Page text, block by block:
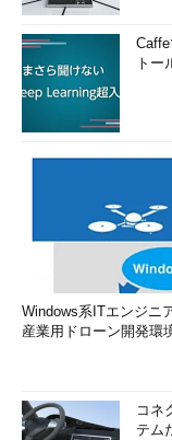
トー
Windows系ITエンジニ
産業用ドローン開発環
コネ
テム